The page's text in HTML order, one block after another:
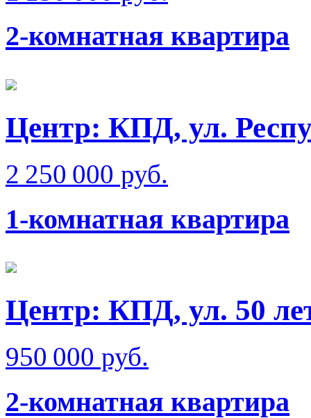
2-комнатная квартира
Центр: КПД, ул.
2 250 000 руб.
1-комнатная квартира
Центр: КПД, ул. 50
950 000 руб.
2-комнатная квартира